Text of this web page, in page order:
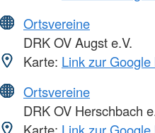
Ortsvereine
DRK OV Augst e.V.
Karte: Link zur
Ortsvereine
DRK OV Herschbach